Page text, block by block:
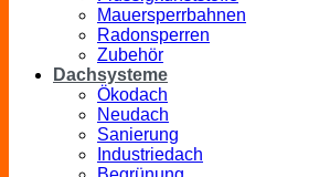
Mauersperrbahnen
Radonsperren
Zubehör
Dachsysteme
Ökodach
Neudach
Sanierung
Industriedach